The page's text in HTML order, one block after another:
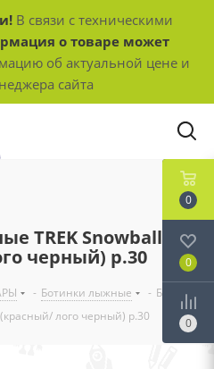
В связи с техническими
о товаре может
об актуальной цене и
сайта
TREK Snowball
черный) р.30
- Ботинки лыжные - Ботинки
лого черный) р.30
0
0
0